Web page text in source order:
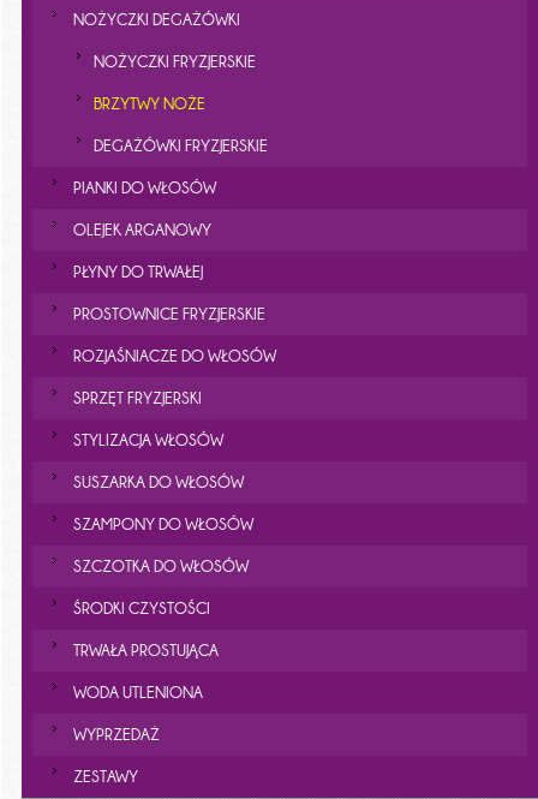
NOŻYCZKI DEGAŻÓWKI
NOŻYCZKI FRYZJERSKIE
BRZYTWY NOŻE
DEGAŻÓWKI FRYZJERSKIE
PIANKI DO WŁOSÓW
OLEJEK ARGANOWY
PŁYNY DO TRWAŁEJ
PROSTOWNICE FRYZJERSKIE
ROZJAŚNIACZE DO WŁOSÓW
SPRZĘT FRYZJERSKI
STYLIZACJA WŁOSÓW
SUSZARKA DO WŁOSÓW
SZAMPONY DO WŁOSÓW
SZCZOTKA DO WŁOSÓW
ŚRODKI CZYSTOŚCI
TRWAŁA PROSTUJĄCA
WODA UTLENIONA
WYPRZEDAŻ
ZESTAWY